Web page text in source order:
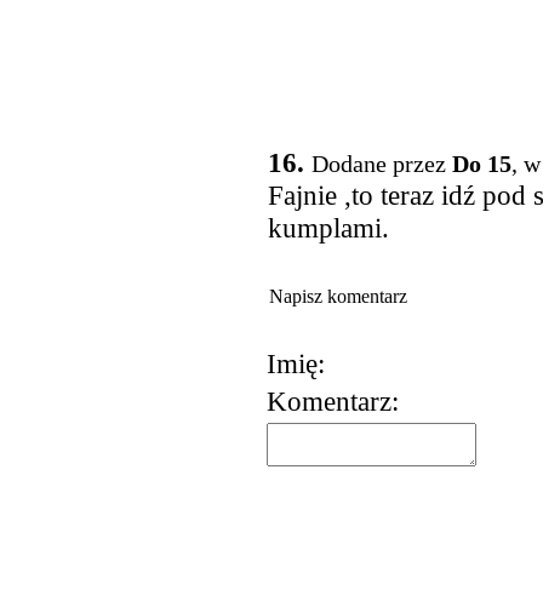
16. Dodane przez Do 15,
Fajnie ,to teraz idź pod
kumplami.
Napisz komentarz
Imię:
Komentarz: